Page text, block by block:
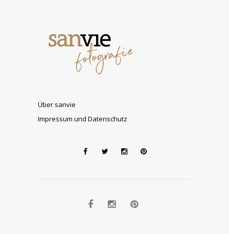
Über sanvie
Impressum und Datenschutz